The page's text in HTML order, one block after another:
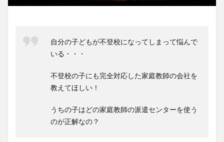
自分の子どもが不登校になってしまって悩んで
いる・・・
不登校の子にも完全対応した家庭教師の会社を
教えてほしい！
うちの子はどの家庭教師の派遣センターを使う
のが正解なの？